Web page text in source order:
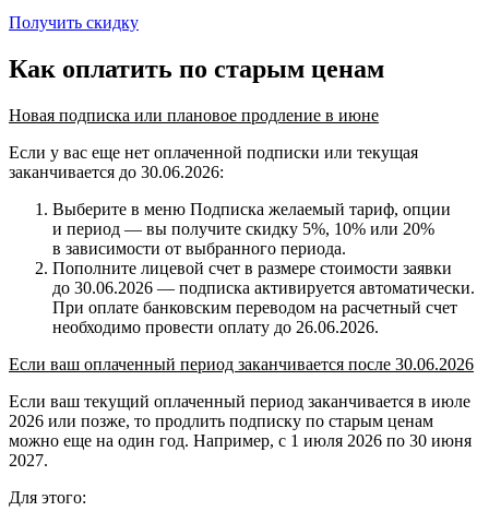
Получить скидку
Как оплатить по старым ценам
Новая подписка или плановое продление в июне
Если у вас еще нет оплаченной подписки или текущая
заканчивается до 30.06.2026:
Выберите в меню Подписка желаемый тариф, опции
и период — вы получите скидку 5%, 10% или 20%
в зависимости от выбранного периода.
Пополните лицевой счет в размере стоимости заявки
до 30.06.2026 — подписка активируется автоматически.
При оплате банковским переводом на расчетный счет
необходимо провести оплату до 26.06.2026.
Если ваш оплаченный период заканчивается после 30.06.2026
Если ваш текущий оплаченный период заканчивается в июле
2026 или позже, то продлить подписку по старым ценам
можно еще на один год. Например, с 1 июля 2026 по 30 июня
2027.
Для этого: